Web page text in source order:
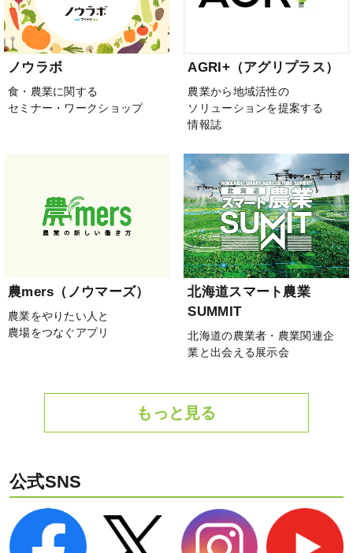
ノウラボ
食・農業に関する
セミナー・ワークショップ
AGRI+（アグリプラス）
農業から地域活性の
ソリューションを提案する
情報誌
農mers（ノウマーズ）
農業をやりたい人と
農場をつなぐアプリ
北海道スマート農業
SUMMIT
北海道の農業者・農業関連企
業と出会える展示会
もっと見る
公式SNS